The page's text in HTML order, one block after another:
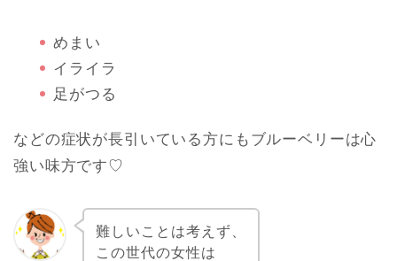
めまい
イライラ
足がつる
などの症状が長引いている方にもブルーベリーは心
強い味方です♡
難しいことは考えず、
この世代の女性は